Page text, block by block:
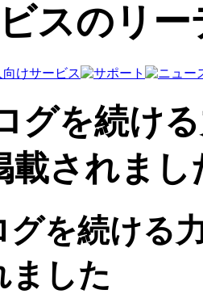
スのリ
グを続け
載されまし
を続ける
ました